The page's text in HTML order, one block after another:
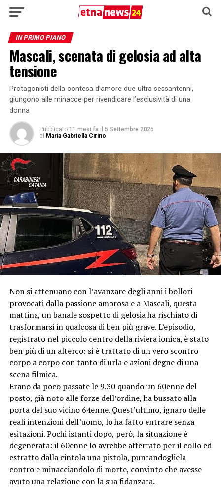
IN PRIMO PIANO
Mascali, scenata di gelosia ad alta
tensione
Protagonisti della contesa d’amore due ultra sessantenni,
giungono alle minacce per rivendicare l’esclusività di una
donna
Pubblicato 11 mesi fa il 5 Settembre 2025
di Maria Gabriella Cirino
Non si attenuano con l’avanzare degli anni i bollori
provocati dalla passione amorosa e a Mascali, questa
mattina, un banale sospetto di gelosia ha rischiato di
trasformarsi in qualcosa di ben più grave. L’episodio,
registrato nel piccolo centro della riviera ionica, è stato
ben più di un alterco: si è trattato di un vero scontro
corpo a corpo con tanto di urla e azioni degne di una
scena filmica.
Erano da poco passate le 9.30 quando un 60enne del
posto, già noto alle forze dell’ordine, ha bussato alla
porta del suo vicino 64enne. Quest’ultimo, ignaro delle
reali intenzioni dell’uomo, lo ha fatto entrare senza
esitazioni. Pochi istanti dopo, però, la situazione è
degenerata: il 60enne lo avrebbe afferrato per il collo ed
estratto dalla cintola una pistola, puntandogliela
contro e minacciandolo di morte, convinto che avesse
avuto una relazione con la sua fidanzata.